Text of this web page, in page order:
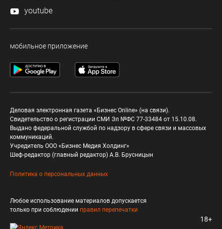
youtube
мобильное приложение
Деловая электронная газета «Бизнес Online» (на связи).
Свидетельство о регистрации СМИ Эл №ФС 77-33484 от 15.10.08.
Выдано федеральной службой по надзору в сфере связи и массовых
коммуникаций.
Учредитель ООО «Бизнес Медия Холдинг»
Шеф-редактор (главный редактор) А.В. Брусницын
Политика о персональных данных
Любое использование материалов допускается
только при соблюдении правил перепечатки
18+